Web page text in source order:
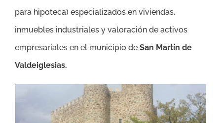
para hipoteca) especializados en viviendas,
inmuebles industriales y valoración de activos
empresariales en el municipio de San Martín de
Valdeiglesias.